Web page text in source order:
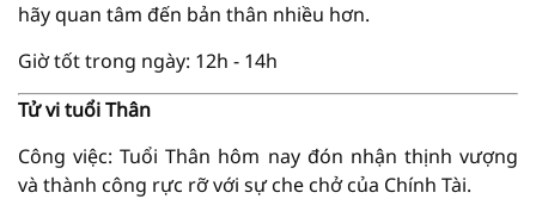
hãy quan tâm đến bản thân nhiều hơn.
Giờ tốt trong ngày: 12h - 14h
Tử vi tuổi Thân
Công việc: Tuổi Thân hôm nay đón nhận thịnh vượng
và thành công rực rỡ với sự che chở của Chính Tài.